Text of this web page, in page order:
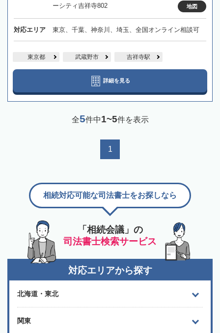
ーシティ吉祥寺802
地図
対応エリア 東京、千葉、神奈川、埼玉、全国オンライン相談可
東京都 武蔵野市 吉祥寺駅
詳細を見る
全5件中1~5件を表示
1
「相続会議」の
司法書士検索サービス
相続対応可能な司法書士をお探しなら
対応エリアから探す
北海道・東北
関東